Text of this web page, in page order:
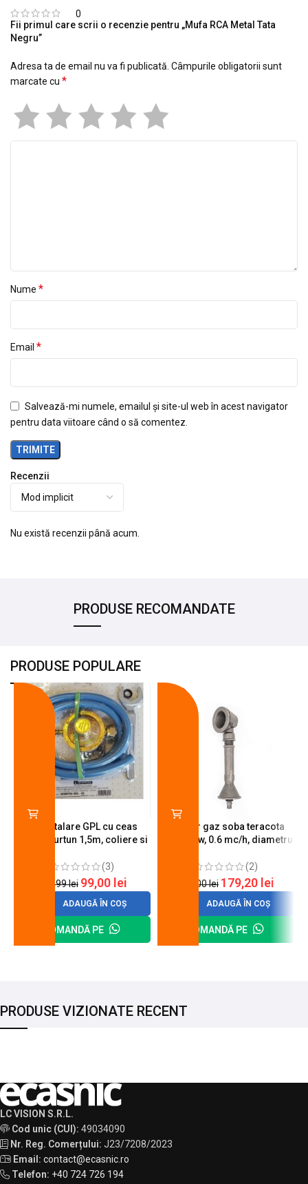
0
Recenzii
Nu există recenzii până acum.
Fii primul care scrii o recenzie pentru „Mufa RCA Metal Tata
Negru”
Adresa ta de email nu va fi publicată. Câmpurile obligatorii sunt
marcate cu *
Nume *
Email *
Salvează-mi numele, emailul și site-ul web în acest navigator
pentru data viitoare când o să comentez.
PRODUSE RECOMANDATE
PRODUSE POPULARE
Kit instalare GPL cu ceas
butelie, furtun 1,5m, coliere si
(3)
120,99lei 99,00 lei
ADAUGĂ ÎN COȘ
COMANDĂ PE
Arzator gaz soba teracota
A600, 6 kw, 0.6 mc/h, diametru
(2)
200,00lei 179,20 lei
ADAUGĂ ÎN COȘ
COMANDĂ PE
PRODUSE VIZIONATE RECENT
LC VISION S.R.L.
Cod unic (CUI): 49034090
Nr. Reg. Comerțului: J23/7208/2023
Email: contact@ecasnic.ro
Telefon: +40 724 726 194